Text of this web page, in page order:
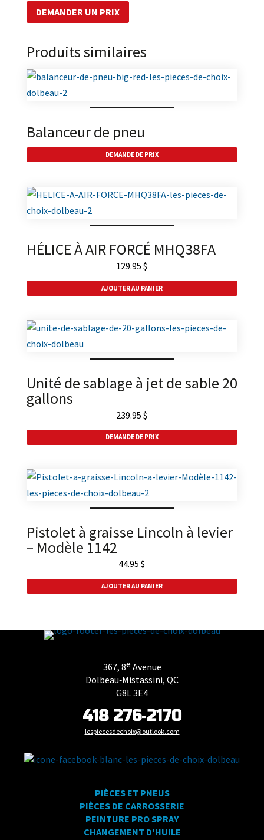
Produits similaires
Balanceur de pneu
DEMANDE DE PRIX
HÉLICE À AIR FORCÉ MHQ38FA
129.95$
AJOUTER AU PANIER
Unité de sablage à jet de sable 20
gallons
239.95$
DEMANDE DE PRIX
Pistolet à graisse Lincoln à levier
– Modèle 1142
44.95$
AJOUTER AU PANIER
367, 8e Avenue
Dolbeau‑Mistassini, QC
G8L 3E4
418 276‑2170
lespiecesdechoix@outlook.com
PIÈCES ET PNEUS
PIÈCES DE CARROSSERIE
PEINTURE PRO SPRAY
CHANGEMENT D'HUILE